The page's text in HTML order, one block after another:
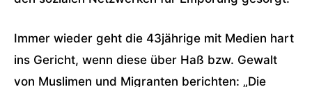
Immer wieder geht die 43jährige mit Medien hart
ins Gericht, wenn diese über Haß bzw. Gewalt
von Muslimen und Migranten berichten: „Die